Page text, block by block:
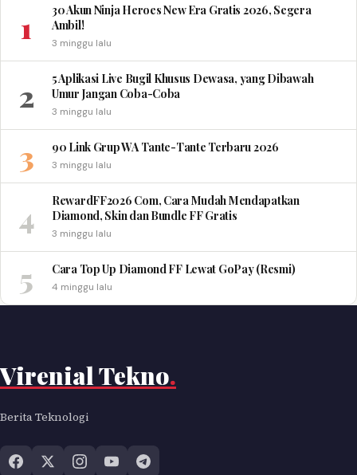
1
30 Akun Ninja Heroes New Era Gratis 2026, Segera
Ambil!
3 minggu lalu
2
5 Aplikasi Live Bugil Khusus Dewasa, yang Dibawah
Umur Jangan Coba-Coba
3 minggu lalu
3 90 Link Grup WA Tante-Tante Terbaru 2026
3 minggu lalu
4
RewardFF2026 Com, Cara Mudah Mendapatkan
Diamond, Skin dan Bundle FF Gratis
3 minggu lalu
5 Cara Top Up Diamond FF Lewat GoPay (Resmi)
4 minggu lalu
Virenial Tekno.
Berita Teknologi